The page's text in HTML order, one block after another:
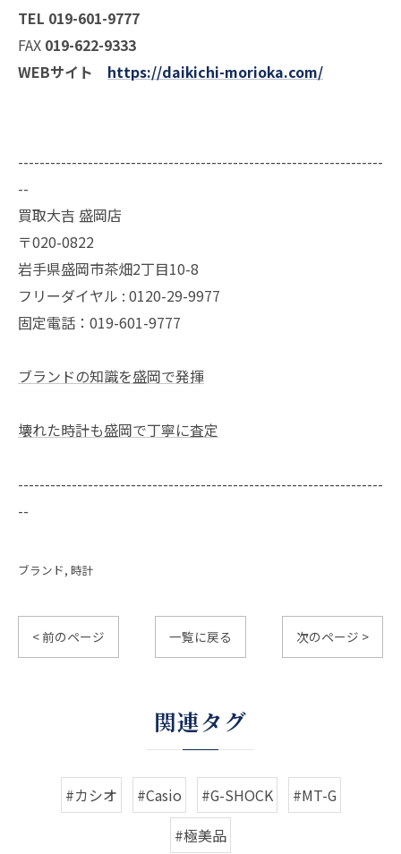
TEL 019-601-9777
FAX 019-622-9333
WEBサイト https://daikichi-morioka.com/
--------------------------------------------------------------------
--
買取大吉 盛岡店
〒020-0822
岩手県盛岡市茶畑2丁目10-8
フリーダイヤル : 0120-29-9977
固定電話：019-601-9777
ブランドの知識を盛岡で発揮
壊れた時計も盛岡で丁寧に査定
--------------------------------------------------------------------
--
ブランド 時計
< 前のページ 一覧に戻る 次のページ >
関連タグ
#カシオ #Casio #G-SHOCK
#MT-G
#極美品